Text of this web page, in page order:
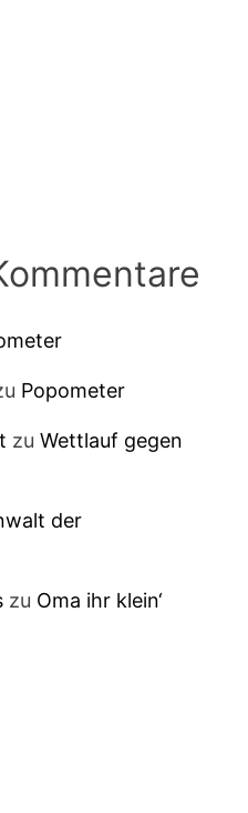
Popometer
zu Wettlauf gegen
der
zu Oma ihr klein‘